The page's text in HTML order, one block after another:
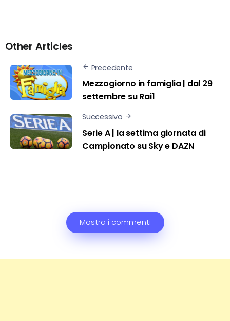
Other Articles
Precedente
Mezzogiorno in famiglia | dal 29
settembre su Rai1
Successivo
Serie A | la settima giornata di
Campionato su Sky e DAZN
Mostra i commenti